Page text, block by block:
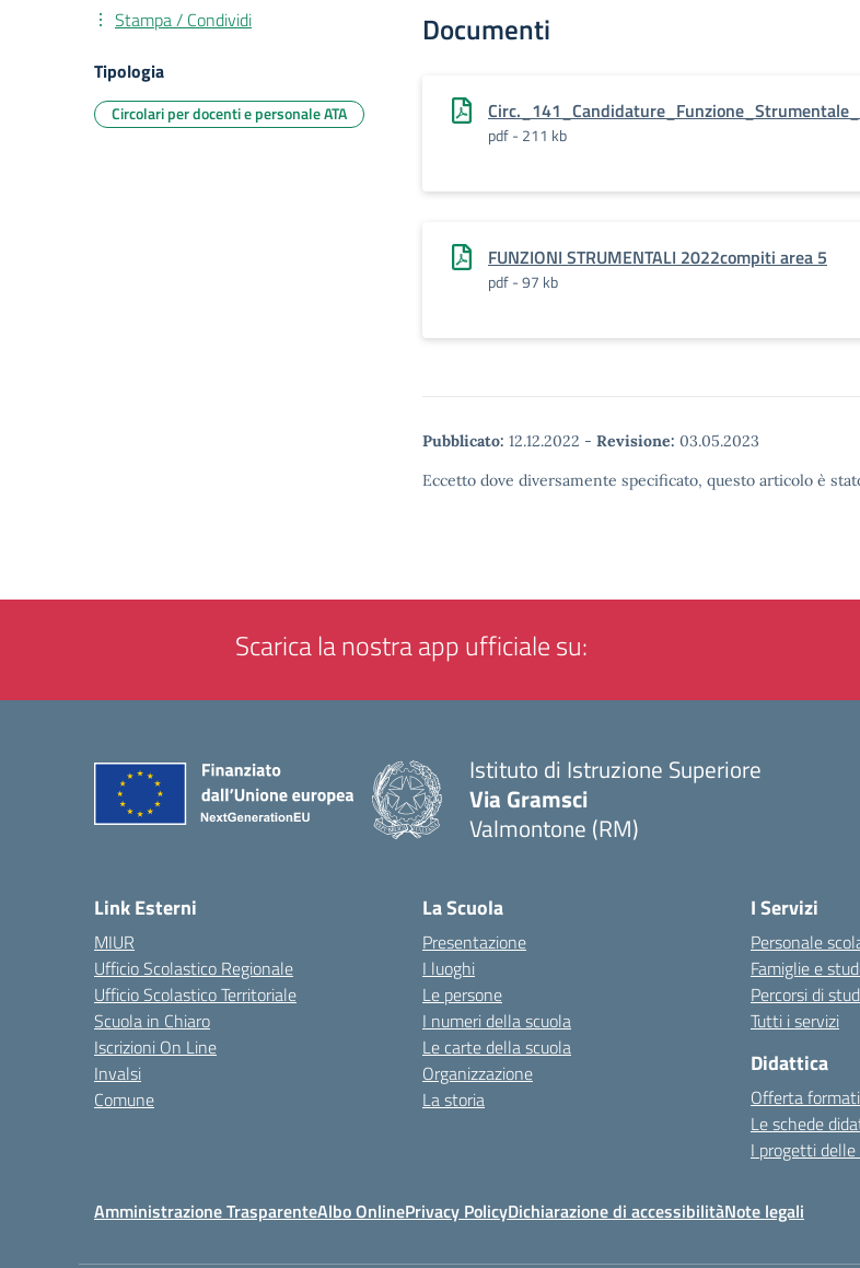
Documenti
pdf - 211 kb
FUNZIONI STRUMENTALI 2022compiti area 5
pdf - 97 kb
Pubblicato: 12.12.2022 - Revisione: 03.05.2023
Eccetto dove diversamente specificato, questo articolo è
Stampa / Condividi
Tipologia
Circolari per docenti e personale ATA
Scarica la nostra app ufficiale su:
Istituto di Istruzione Superiore
Via Gramsci
Valmontone (RM)
Link Esterni
MIUR
Ufficio Scolastico Regionale
Ufficio Scolastico Territoriale
Scuola in Chiaro
Iscrizioni On Line
Invalsi
Comune
La Scuola
Presentazione
I luoghi
Le persone
I numeri della scuola
Le carte della scuola
Organizzazione
La storia
I Servizi
Personale
Famiglie e
Percorsi di
Tutti i servizi
Didattica
Offerta
Le schede
I progetti delle
Amministrazione TrasparenteAlbo OnlinePrivacy PolicyDichiarazione di accessibilitàNote legali